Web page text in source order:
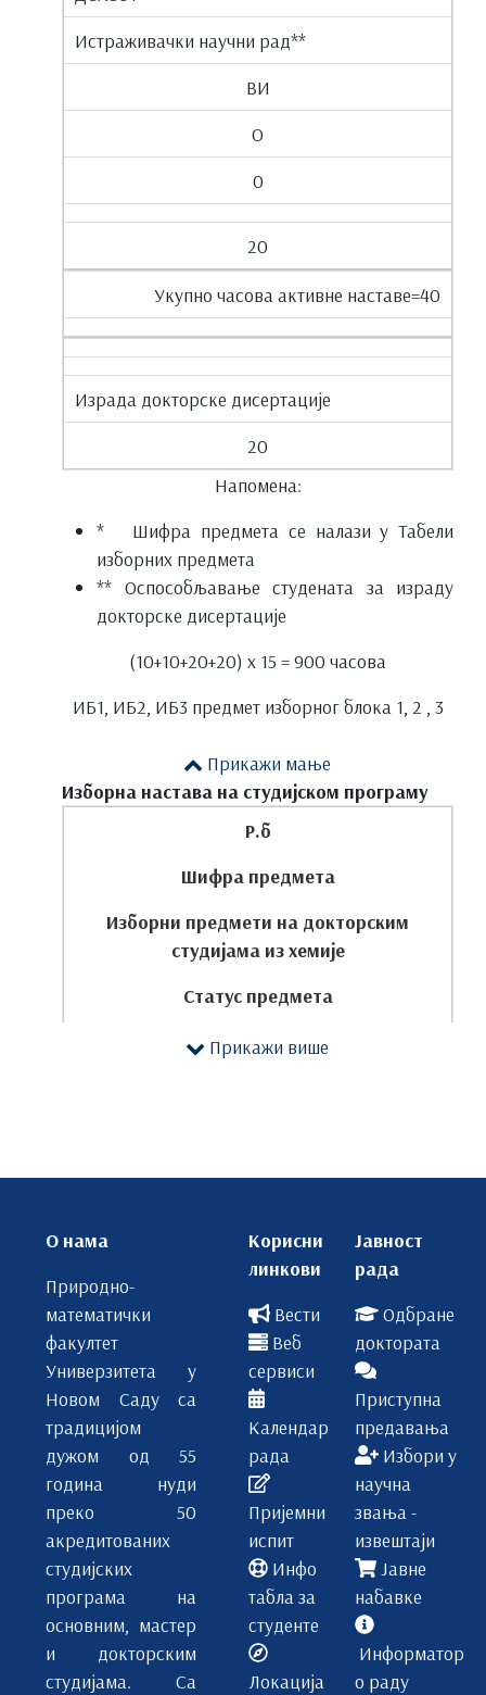
Истраживачки научни рад**
ВИ
О
0
20
Укупно часова активне наставе=40
Израда докторске дисертације
20
Напомена:
* Шифра предмета се налази у Табели
изборних предмета
** Оспособљавање студената за израду
докторске дисертације
(10+10+20+20) х 15 = 900 часова
ИБ1, ИБ2, ИБ3 предмет изборног блока 1, 2 , 3
Прикажи мање
Изборна настава на студијском програму
Р.б
Шифра предмета
Изборни предмети на докторским
студијама из хемије
Статус предмета
Часови активне наставе
СИР
1
ДСХ601
Одабрана поглавља опште и неорганске
хемије
ИБ
5
15
2
ДСХ602
Одабрана поглавља физичке хемије
Прикажи више
О нама
Природно-
математички
факултет
Универзитета у
Новом Саду са
традицијом
дужом од 55
година нуди
преко 50
акредитованих
студијских
програма на
основним, мастер
и докторским
студијама. Са
Корисни
линкови
Вести
Веб
сервиси
Календар
рада
Пријемни
испит
Инфо
табла за
студенте
Локација
Јавност
рада
Одбране
доктората
Приступна
предавања
Избори у
научна
звања -
извештаји
Јавне
набавке
Информатор
о раду